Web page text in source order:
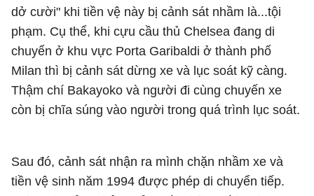
dở cười" khi tiền vệ này bị cảnh sát nhầm là...tội
phạm. Cụ thể, khi cựu cầu thủ Chelsea đang di
chuyển ở khu vực Porta Garibaldi ở thành phố
Milan thì bị cảnh sát dừng xe và lục soát kỹ càng.
Thậm chí Bakayoko và người đi cùng chuyến xe
còn bị chĩa súng vào người trong quá trình lục soát.
Sau đó, cảnh sát nhận ra mình chặn nhầm xe và
tiền vệ sinh năm 1994 được phép di chuyển tiếp.